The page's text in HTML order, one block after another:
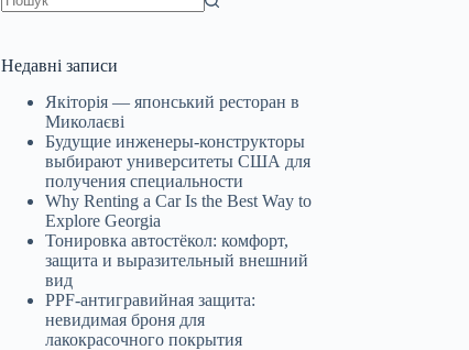
Недавні записи
Якіторія — японський ресторан в
Миколаєві
Будущие инженеры‑конструкторы
выбирают университеты США для
получения специальности
Why Renting a Car Is the Best Way to
Explore Georgia
Тонировка автостёкол: комфорт,
защита и выразительный внешний
вид
PPF-антигравийная защита:
невидимая броня для
лакокрасочного покрытия